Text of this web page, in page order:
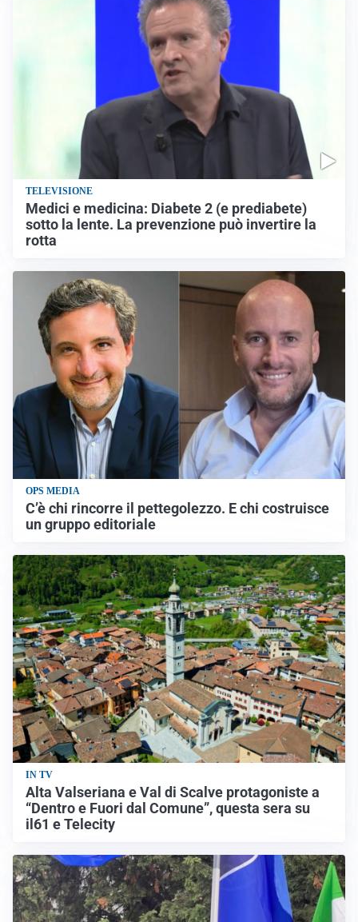
TELEVISIONE
Medici e medicina: Diabete 2 (e prediabete)
sotto la lente. La prevenzione può invertire la
rotta
OPS MEDIA
C’è chi rincorre il pettegolezzo. E chi costruisce
un gruppo editoriale
IN TV
Alta Valseriana e Val di Scalve protagoniste a
“Dentro e Fuori dal Comune”, questa sera su
il61 e Telecity